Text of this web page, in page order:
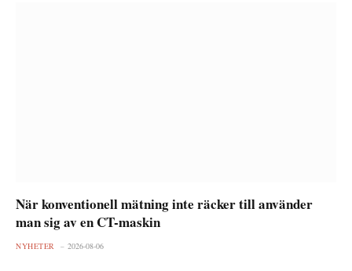
När konventionell mätning inte räcker till använder
man sig av en CT-maskin
NYHETER 2026-08-06